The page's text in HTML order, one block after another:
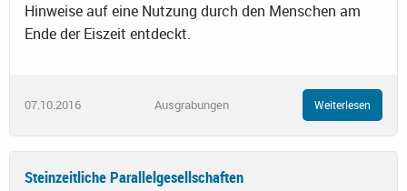
Hinweise auf eine Nutzung durch den Menschen am
Ende der Eiszeit entdeckt.
07.10.2016 Ausgrabungen Weiterlesen
Steinzeitliche Parallelgesellschaften